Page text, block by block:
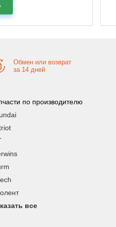
Обмен или возврат
за 14 дней
по производителю
все